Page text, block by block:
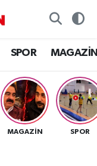
SPOR
MAGAZİN SPOR